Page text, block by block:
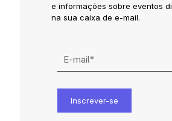
e informações sobre eventos
na sua caixa de e-mail.